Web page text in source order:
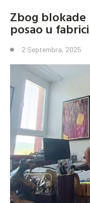
Zbog
posao u
2 Septembra, 2025